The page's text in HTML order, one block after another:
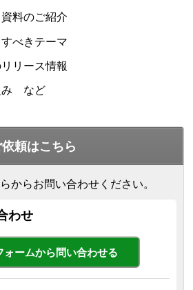
料のご紹介
べきテーマ
リース情報
み など
頼はこちら
からお問い合わせください。
わせ
ォームから問い合わせる